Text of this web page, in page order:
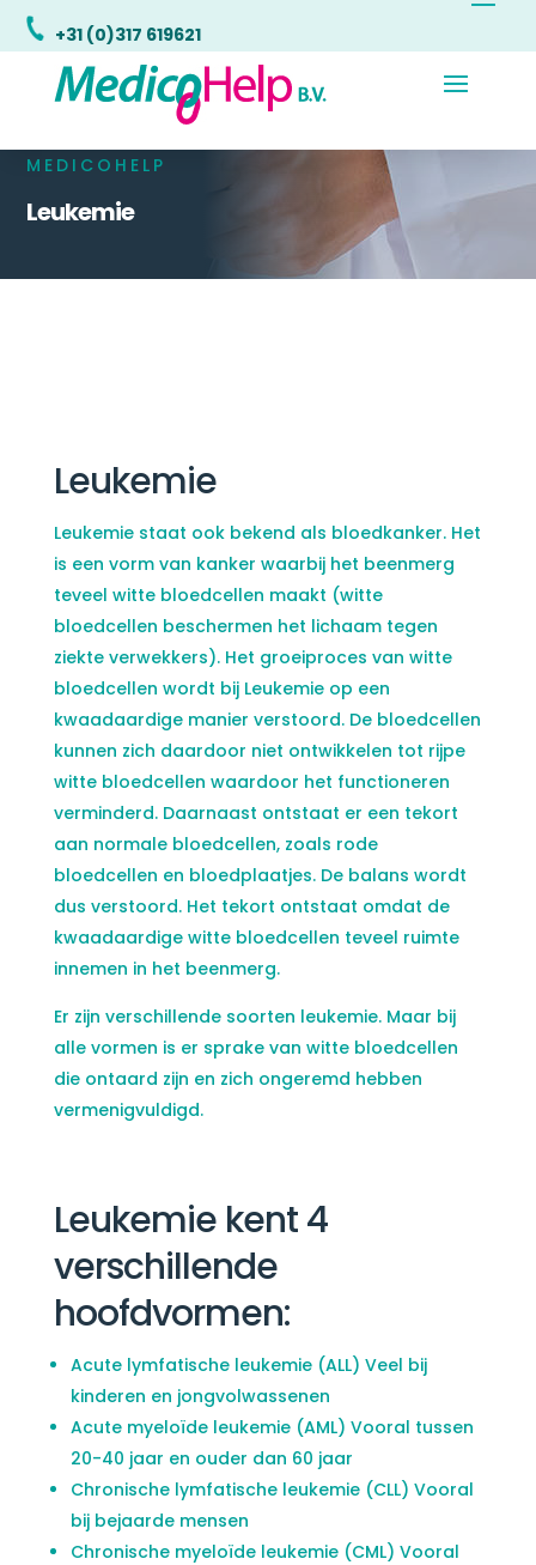
+31 (0)317 619621
MEDICOHELP
Leukemie
Leukemie
Leukemie staat ook bekend als bloedkanker. Het
is een vorm van kanker waarbij het beenmerg
teveel witte bloedcellen maakt (witte
bloedcellen beschermen het lichaam tegen
ziekte verwekkers). Het groeiproces van witte
bloedcellen wordt bij Leukemie op een
kwaadaardige manier verstoord. De bloedcellen
kunnen zich daardoor niet ontwikkelen tot rijpe
witte bloedcellen waardoor het functioneren
verminderd. Daarnaast ontstaat er een tekort
aan normale bloedcellen, zoals rode
bloedcellen en bloedplaatjes. De balans wordt
dus verstoord. Het tekort ontstaat omdat de
kwaadaardige witte bloedcellen teveel ruimte
innemen in het beenmerg.
Er zijn verschillende soorten leukemie. Maar bij
alle vormen is er sprake van witte bloedcellen
die ontaard zijn en zich ongeremd hebben
vermenigvuldigd.
Leukemie kent 4
verschillende
hoofdvormen:
Acute lymfatische leukemie (ALL) Veel bij
kinderen en jongvolwassenen
Acute myeloïde leukemie (AML) Vooral tussen
20-40 jaar en ouder dan 60 jaar
Chronische lymfatische leukemie (CLL) Vooral
bij bejaarde mensen
Chronische myeloïde leukemie (CML) Vooral